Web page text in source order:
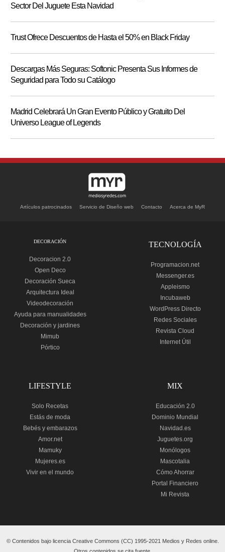
Sector Del Juguete Esta Navidad
Trust Ofrece Descuentos de Hasta el 50% en Black Friday
Descargas Más Seguras: Softonic Presenta Sus Informes de
Seguridad para Todo su Catálogo
Madrid Celebrará Un Gran Evento Público y Gratuito Del
Universo League of Legends
Artículos patrocinados Servicio de Diseño web Contacto Acerca de MyR
DECORACIÓN
Decoracion 2.0
Open Deco
Decoración Sueca
Arquitectura Ideal
Videodecoración
Ayuda para manualidades
Decoración y jardines
Mimub
Pórtico
TECNOLOGÍA
Programacion.net
Messenger.es
Appleismo
Incubaweb
WordPress Directo
Redes Sociales
Revista Cloud
Internet Útil
LIFESTYLE
Solo Recetas
Estás de moda
Bebés y embarazos
Amor.net
Mamuky
Mujeres.es
Vivir en el mundo
MIX
Educación 2.0
Dominio Mundial
Navidad.es
Juguetes.org
Monólogos
Mascotalia
Cómo Ahorrar
Portal Financiero
Mi Revista
© Contenidos bajo licencia Creative Commons (CC) 1995-2021 Medios y Redes online.